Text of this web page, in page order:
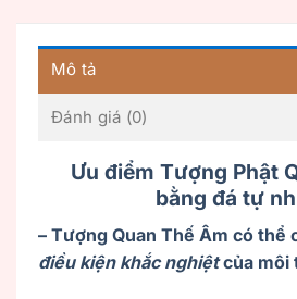
Mô tả
Đánh giá (0)
Ưu điểm Tượng Phật
bằng đá tự
– Tượng Quan Thế Âm có thể
điều kiện khắc nghiệtcủa môi